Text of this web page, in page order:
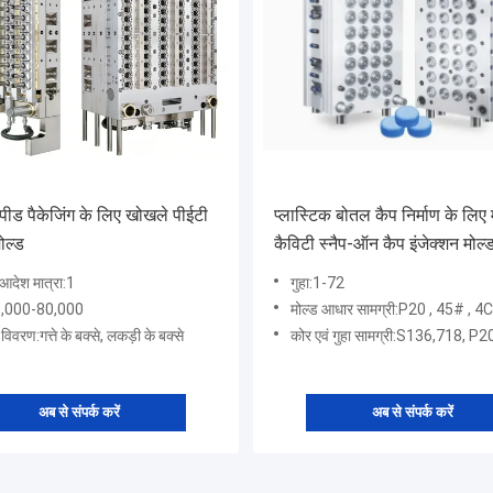
पैकेजिंग के लिए खोखले पीईटी
मात्रा:1
80,000
के बक्से, लकड़ी के बक्से
अब से संपर्क करें
प्लास्टिक बोतल कैप निर्माण के लिए
कैविटी स्नैप-ऑन कैप इंजेक्शन
गुहा:1-72
मोल्ड आधार सामग्री:P20 , 45# ,
कोर एवं गुहा सामग्री:S136,718,
अब से संपर्क करें